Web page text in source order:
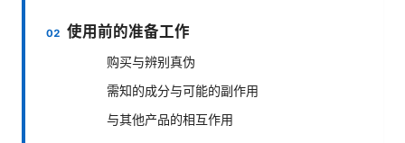
使用前的准备工作
购买与辨别真伪
需知的成分与可能的副作用
与其他产品的相互作用